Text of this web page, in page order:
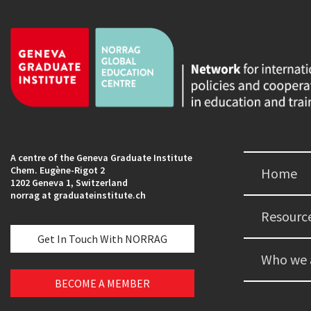
A centre of the Geneva Graduate Institute
Chem. Eugène-Rigot 2
1202 Geneva 1, Switzerland
norrag at graduateinstitute.ch
Get In Touch With NORRAG
BECOME A MEMBER
Home
Who we